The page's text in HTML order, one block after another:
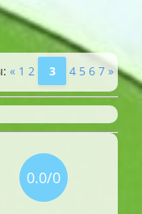
: « 1 2 3 4 5 6 7 »
0.0/0